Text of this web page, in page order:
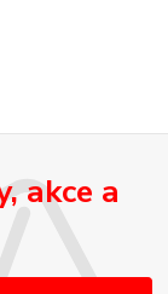
akce a